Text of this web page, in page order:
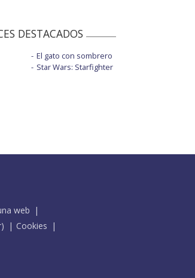
DESTACADOS
El gato con sombrero
Star Wars: Starfighter
web
)
Cookies